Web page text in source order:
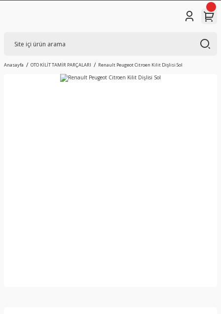
Anasayfa OTO KİLİT TAMİR PARÇALARI Renault Peugeot Citroen Kilit Dişlisi Sol